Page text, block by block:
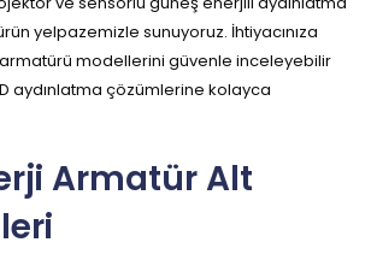
yelpazemizle sunuyoruz. İhtiyacınıza
modellerini güvenle inceleyebilir
aydınlatma çözümlerine kolayca
Armatür Alt